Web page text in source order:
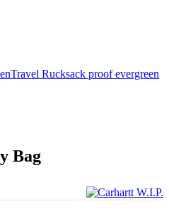
Travel Rucksack proof evergreen
Bag